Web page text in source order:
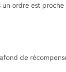
ordre est
de